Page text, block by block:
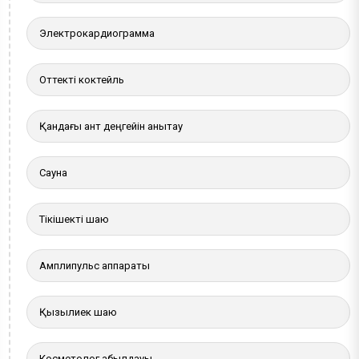
Электрокардиограмма
Оттекті коктейль
Қандағы қант деңгейін анықтау
Сауна
Тікішекті шаю
Амплипульс аппараты
Қызылиек шаю